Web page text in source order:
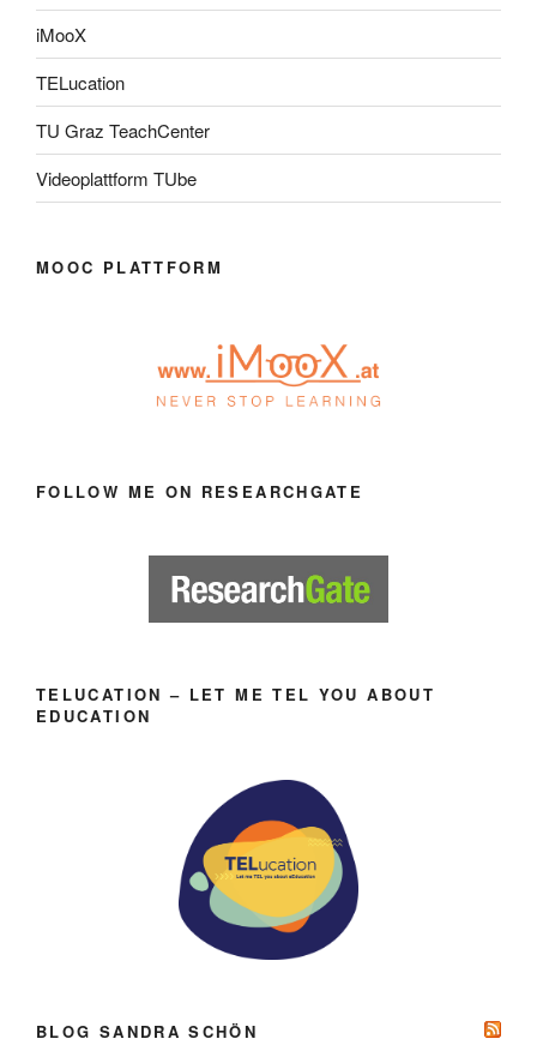
iMooX
TELucation
TU Graz TeachCenter
Videoplattform TUbe
MOOC PLATTFORM
FOLLOW ME ON RESEARCHGATE
TELUCATION – LET ME TEL YOU ABOUT
EDUCATION
BLOG SANDRA SCHÖN